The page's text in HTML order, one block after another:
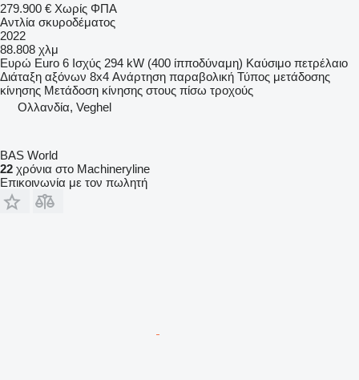
279.900 € Χωρίς ΦΠΑ
Αντλία σκυροδέματος
2022
88.808 χλμ
Ευρώ Euro 6 Ισχύς 294 kW (400 ίπποδύναμη) Καύσιμο πετρέλαιο
Διάταξη αξόνων 8x4 Ανάρτηση παραβολική Τύπος μετάδοσης
κίνησης Μετάδοση κίνησης στους πίσω τροχούς
Ολλανδία, Veghel
BAS World
22 χρόνια στο Machineryline
Επικοινωνία με τον πωλητή